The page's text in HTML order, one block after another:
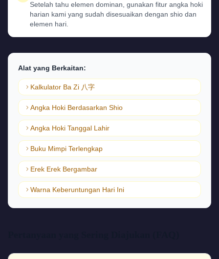
Setelah tahu elemen dominan, gunakan fitur angka hoki
harian kami yang sudah disesuaikan dengan shio dan
elemen hari.
Alat yang Berkaitan:
Kalkulator Ba Zi 八字
Angka Hoki Berdasarkan Shio
Angka Hoki Tanggal Lahir
Buku Mimpi Terlengkap
Erek Erek Bergambar
Warna Keberuntungan Hari Ini